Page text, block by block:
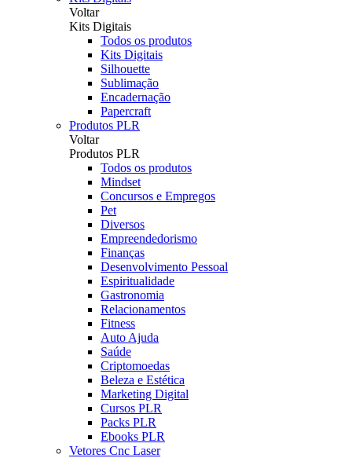
Voltar
Kits Digitais
Todos os produtos
Kits Digitais
Silhouette
Sublimação
Encadernação
Papercraft
Produtos PLR
Voltar
Produtos PLR
Todos os produtos
Mindset
Concursos e Empregos
Pet
Diversos
Empreendedorismo
Finanças
Desenvolvimento Pessoal
Espiritualidade
Gastronomia
Relacionamentos
Fitness
Auto Ajuda
Saúde
Criptomoedas
Beleza e Estética
Marketing Digital
Cursos PLR
Packs PLR
Ebooks PLR
Vetores Cnc Laser